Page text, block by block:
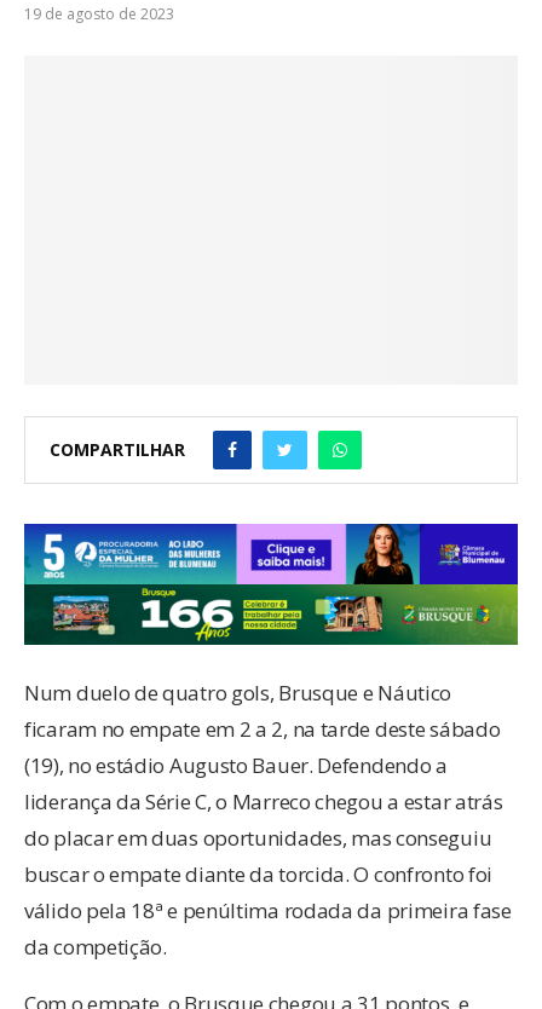
19 de agosto de 2023
COMPARTILHAR
Num duelo de quatro gols, Brusque e Náutico
ficaram no empate em 2 a 2, na tarde deste sábado
(19), no estádio Augusto Bauer. Defendendo a
liderança da Série C, o Marreco chegou a estar atrás
do placar em duas oportunidades, mas conseguiu
buscar o empate diante da torcida. O confronto foi
válido pela 18ª e penúltima rodada da primeira fase
da competição.